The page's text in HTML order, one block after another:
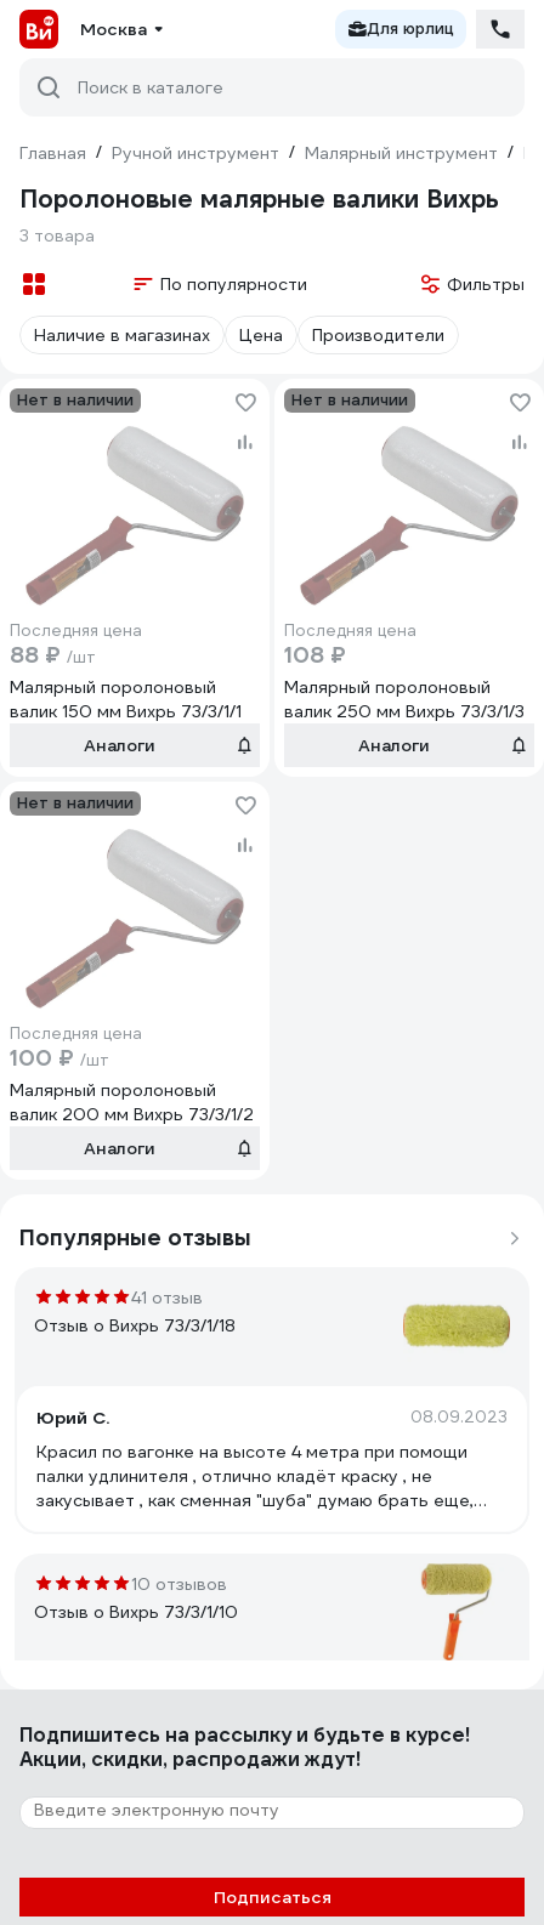
Москва Для юрлиц
Поиск в каталоге
Главная / Ручной инструмент / Малярный инструмент /
Поролоновые малярные валики Вихрь
3 товара
По популярности Фильтры
Наличие в магазинах Цена Производители
Нет в наличии
Последняя цена
88 ₽ /шт
Малярный поролоновый
валик 150 мм Вихрь 73/3/1/1
Аналоги
Нет в наличии
Последняя цена
108 ₽
Малярный поролоновый
валик 250 мм Вихрь 73/3/1/3
Аналоги
Нет в наличии
Последняя цена
100 ₽ /шт
Малярный поролоновый
валик 200 мм Вихрь 73/3/1/2
Аналоги
Популярные отзывы
41 отзыв
Отзыв о Вихрь 73/3/1/18
Юрий С. 08.09.2023
Красил по вагонке на высоте 4 метра при помощи
палки удлинителя , отлично кладёт краску , не
закусывает , как сменная "шуба" думаю брать еще,
10 отзывов
Отзыв о Вихрь 73/3/1/10
Цена и качество
125 отзывов
Подпишитесь на рассылкуи будьте в курсе!
Акции, скидки, распродажи ждут!
Подписаться